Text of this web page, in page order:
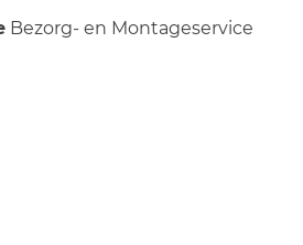
Bezorg- en Montageservice